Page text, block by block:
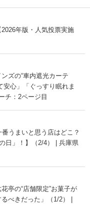
年版・人気投票実施
ズの“車内遮光カーテ
心」「ぐっすり眠れま
チ：2ページ目
うまいと思う店はどこ？
日」！】（2/4） | 兵庫県
亭の“店舗限定”お菓子が
べきだった」（1/2） |